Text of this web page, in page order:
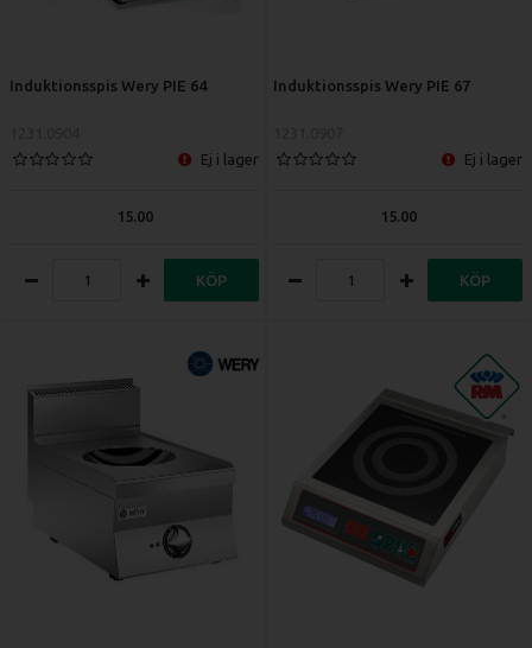
extremtrobusta, pålitliga och ofta det mest
kastruller och stekpannor av varierande storlek.
enklare hantering. De stora, fyrkantiga plattorna ligger i
det inte bara enklare att rengöra, utan ger dig även
möjligheten att skapa en enda stor, sammanhängande
Induktionsspisar:Den moderna, snabbaste och mest
energieffektiva tekniken. En induktionsspis ger
omedelbar och extremt exakt värmereglering
liknande en gasspis, men med alla fördelarna av en helt
plan och lättstädad glaskeramikyta. Eftersom den bara
värmer upp kärlet och inte omgivningen, skapar den
också en betydligt svalare och behagligare arbetsmiljö i
Induktionsspis Wery PIE 64
Ej i lager
15.00
KÖP
Induktionsspis Wery PIE 67
Ej i lager
15.00
KÖP